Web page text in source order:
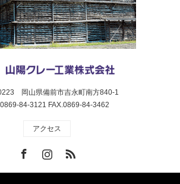
岡山県備前市吉永町南方840-1
84-3121 FAX.0869-84-3462
アクセス